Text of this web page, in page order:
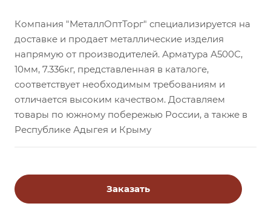
Компания "МеталлОптТорг" специализируется на
доставке и продает металлические изделия
напрямую от производителей. Арматура А500С,
10мм, 7.336кг, представленная в каталоге,
соответствует необходимым требованиям и
отличается высоким качеством. Доставляем
товары по южному побережью России, а также в
Республике Адыгея и Крыму
Заказать